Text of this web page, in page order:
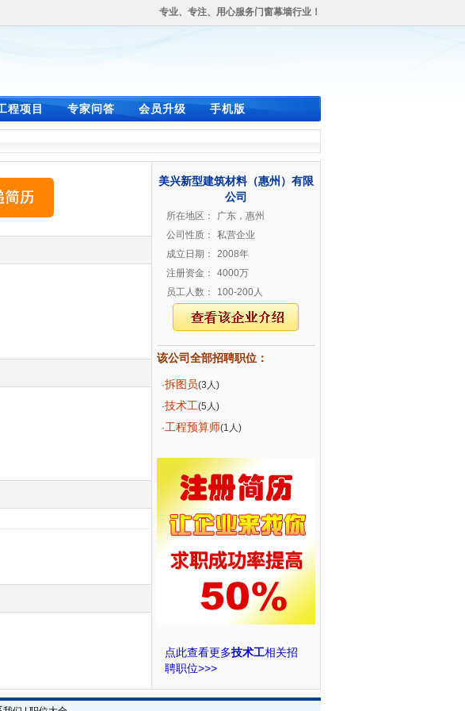
专业、专注、用心服务门窗幕墙行业！
程项目 专家问答 会员升级 手机版
美兴新型建筑材料（惠州）有限
公司
所在地区：
广东，惠州
公司性质：
私营企业
成立日期：
2008年
注册资金：
4000万
员工人数：
100-200人
该公司全部招聘职位：
·拆图员(3人)
·技术工(5人)
·工程预算师(1人)
点此查看更多技术工相关招
聘职位>>>